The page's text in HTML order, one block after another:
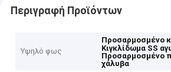
Περιγραφή Προϊόντων
Υψηλό φως
Προσαρμοσμένο
Κιγκλίδωμα SS
Προσαρμοσμένο
χάλυβα